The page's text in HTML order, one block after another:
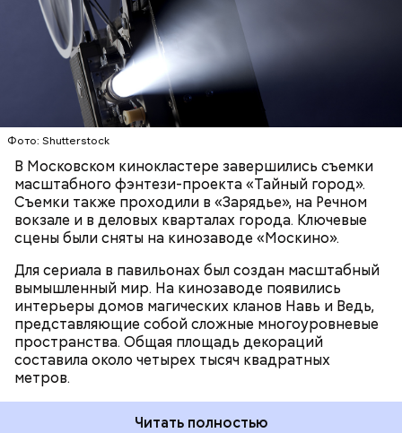
Фото: Shutterstock
В Московском кинокластере завершились съемки
масштабного фэнтези-проекта «Тайный город».
Съемки также проходили в «Зарядье», на Речном
вокзале и в деловых кварталах города. Ключевые
сцены были сняты на кинозаводе «Москино».
Для сериала в павильонах был создан масштабный
вымышленный мир. На кинозаводе появились
интерьеры домов магических кланов Навь и Ведь,
представляющие собой сложные многоуровневые
пространства. Общая площадь декораций
составила около четырех тысяч квадратных
метров.
Также съемочная группа работала в новой
натурной локации кинопарка «Москино» —
«Современная Москва», где впервые
тестировались сложные экшен-сцены. Кроме того,
съемки проходили в гостинице кинопарка и на
площадках «Витебский вокзал» и «Натурный
хромакей».
Читать полностью
МОСКВА МОСКИНО